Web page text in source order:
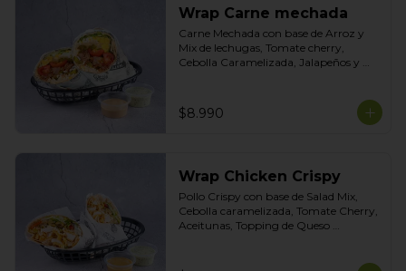
Wrap Carne mechada
Carne Mechada con base de Arroz y
Mix de lechugas, Tomate cherry,
Cebolla Caramelizada, Jalapeños y
$8.990
Wrap Chicken Crispy
Pollo Crispy con base de Salad Mix,
Cebolla caramelizada, Tomate Cherry,
Aceitunas, Topping de Queso